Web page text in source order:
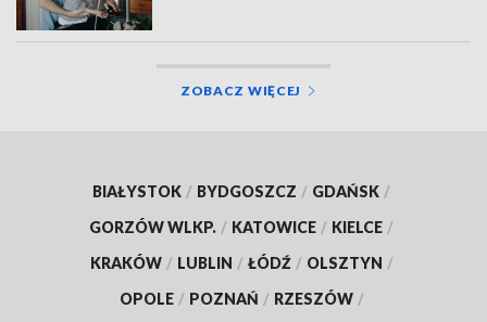
ZOBACZ WIĘCEJ
BIAŁYSTOK / BYDGOSZCZ / GDAŃSK /
GORZÓW WLKP. / KATOWICE / KIELCE /
KRAKÓW / LUBLIN / ŁÓDŹ / OLSZTYN /
OPOLE / POZNAŃ / RZESZÓW /